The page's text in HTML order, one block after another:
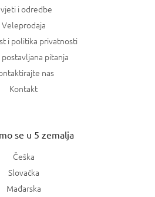
i odredbe
Veleprodaja
i politika privatnosti
postavljana pitanja
nas
Kontakt
se u 5 zemalja
Češka
Slovačka
Mađarska